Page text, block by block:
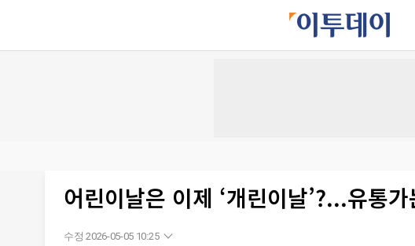
어린이날은 이제 ‘개린이날’?...유통
수정 2026-05-05 10:25